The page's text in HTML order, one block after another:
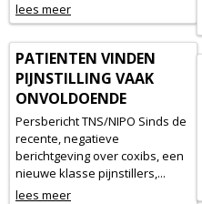
lees meer
PATIENTEN VINDEN
PIJNSTILLING VAAK
ONVOLDOENDE
Persbericht TNS/NIPO Sinds de
recente, negatieve
berichtgeving over coxibs, een
nieuwe klasse pijnstillers,...
lees meer